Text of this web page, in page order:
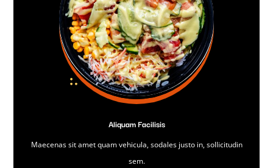
Aliquam Facilisis
Maecenas sit amet quam vehicula, sodales justo in, sollicitudin
sem.